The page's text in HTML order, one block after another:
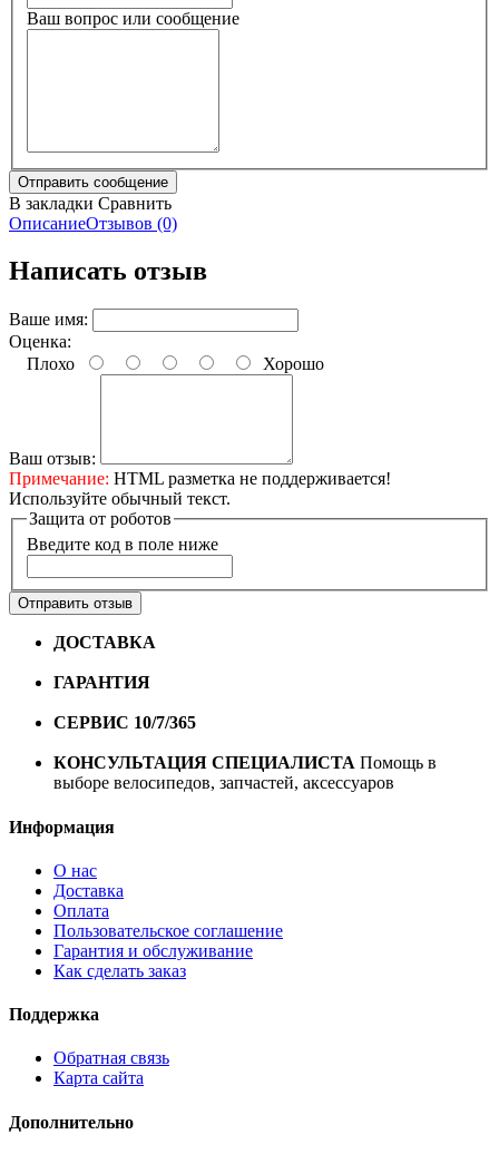
Ваш вопрос или сообщение
В закладки Сравнить
ОписаниеОтзывов (0)
Написать отзыв
Ваше имя:
Оценка:
Плохо
Хорошо
Ваш отзыв:
Примечание: HTML разметка не поддерживается!
Используйте обычный текст.
Защита от роботов
Введите код в поле ниже
Отправить отзыв
ДОСТАВКА
ГАРАНТИЯ
СЕРВИС 10/7/365
КОНСУЛЬТАЦИЯ СПЕЦИАЛИСТА Помощь в
выборе велосипедов, запчастей, аксессуаров
Информация
О нас
Доставка
Оплата
Пользовательское соглашение
Гарантия и обслуживание
Как сделать заказ
Поддержка
Обратная связь
Карта сайта
Дополнительно